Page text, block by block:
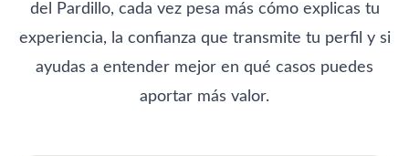
del Pardillo, cada vez pesa más cómo explicas tu
experiencia, la confianza que transmite tu perfil y si
ayudas a entender mejor en qué casos puedes
aportar más valor.